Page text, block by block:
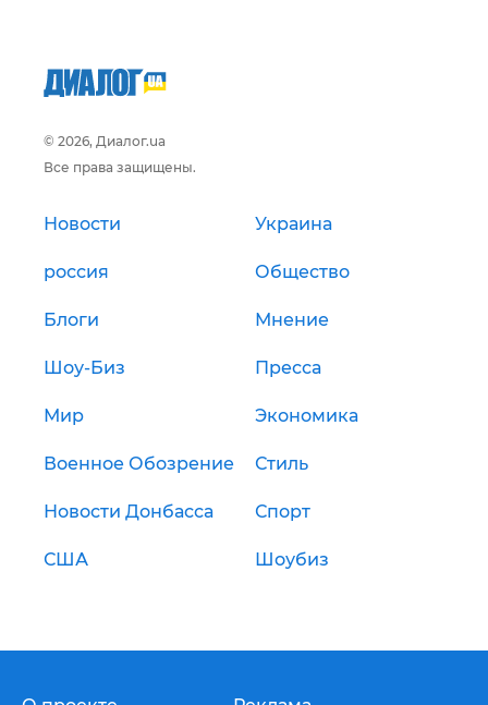
© 2026, Диалог.ua
Все права защищены.
Новости Украина
россия Общество
Блоги Мнение
Шоу-Биз Пресса
Мир Экономика
Военное Обозрение Стиль
Новости Донбасса Спорт
США Шоубиз